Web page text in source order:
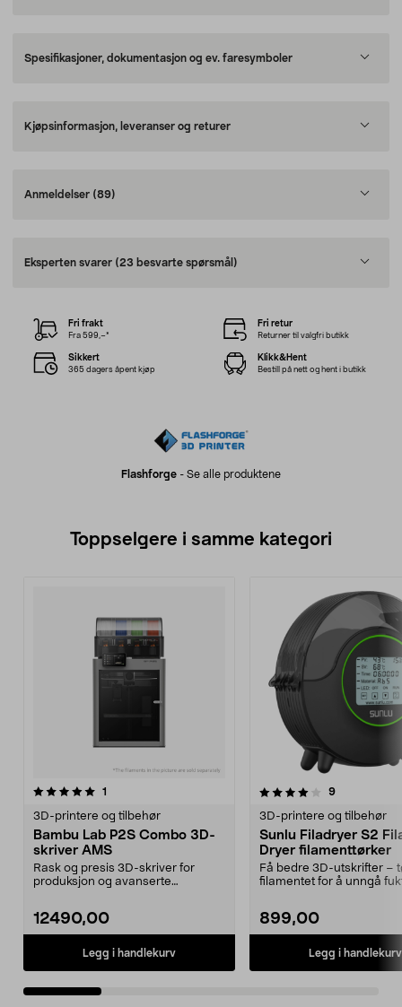
Spesifikasjoner, dokumentasjon og ev. faresymboler
Kjøpsinformasjon, leveranser og returer
Anmeldelser (89)
Eksperten svarer (23 besvarte spørsmål)
Flashforge - Se alle produktene
Fri frakt
Fra 599,–*
Fri retur
Returner til valgfri butikk
Sikkert
365 dagers åpent kjøp
Klikk&Hent
Bestill på nett og hent i butikk
Toppselgere i samme kategori
1
3D-printere og tilbehør
Bambu Lab P2S Combo 3D-
skriver AMS
Rask og presis 3D-skriver for
produksjon og avanserte
12490,00
Legg i handlekurv
4.0 av 5 stjerner 9anmeldelser
3D-printere og tilbehør
Sunlu Filadryer S2
Dryer filamenttørker
Få bedre 3D-utskrifter –
filamentet for å unngå
899,00
Legg i handlekurv
5.0 av 5 stjerner